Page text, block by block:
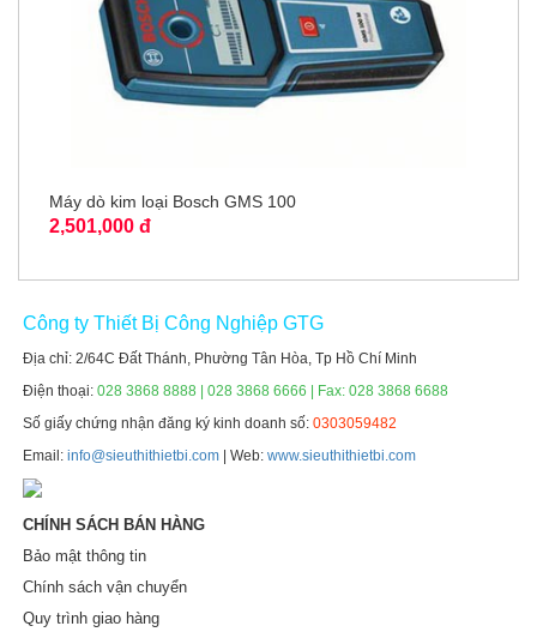
Máy dò kim loại Bosch GMS 100
2,501,000 đ
Công ty Thiết Bị Công Nghiệp GTG
Địa chỉ: 2/64C Đất Thánh, Phường Tân Hòa, Tp Hồ Chí Minh
Điện thoại:028 3868 8888 | 028 3868 6666 | Fax: 028 3868 6688
Số giấy chứng nhận đăng ký kinh doanh số:0303059482
Email:info@sieuthithietbi.com | Web:www.sieuthithietbi.com
CHÍNH SÁCH BÁN HÀNG
Bảo mật thông tin
Chính sách vận chuyển
Quy trình giao hàng